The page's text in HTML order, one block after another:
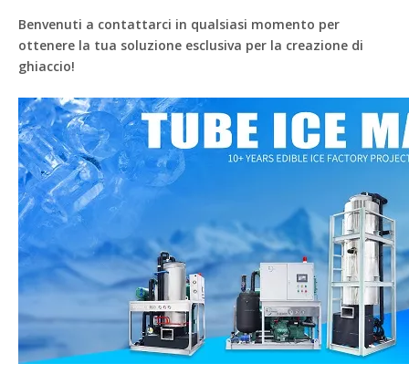
Benvenuti a contattarci in qualsiasi momento per
ottenere la tua soluzione esclusiva per la creazione di
ghiaccio!